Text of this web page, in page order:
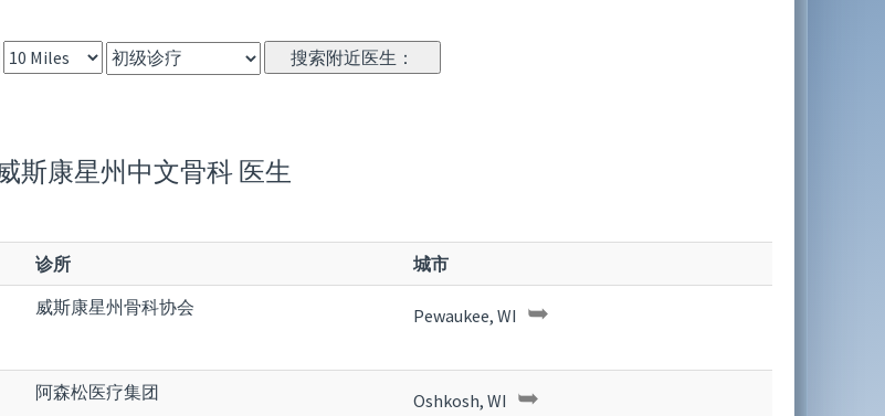
斯康星州中文骨科 医生
诊所
城市
威斯康星州骨科协会 Pewaukee, WI ➥
阿森松医疗集团 Oshkosh, WI ➥